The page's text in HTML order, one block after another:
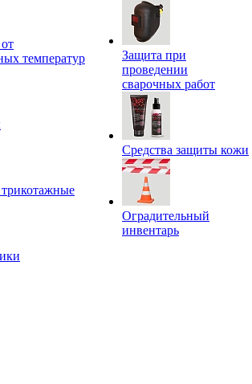
температур
Защита при
проведении
сварочных работ
Средства защиты кожи
Оградительный
инвентарь